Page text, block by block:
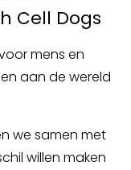
Cell Dogs
mens en
aan de wereld
we samen met
willen maken